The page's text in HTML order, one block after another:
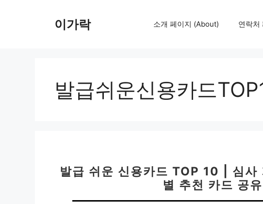
이가락 소개 페이지 (About) 연락처
발급쉬운신용카드
발급 쉬운 신용카드 TOP 10 | 심사
별 추천 카드 공